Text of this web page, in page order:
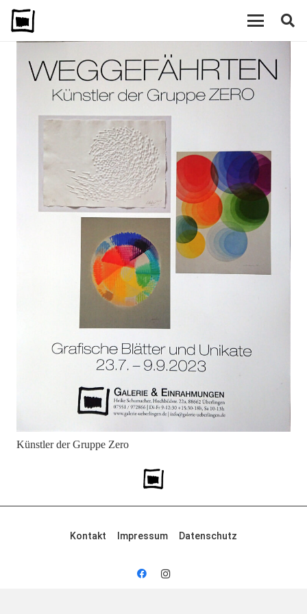
Künstler der Gruppe Zero
Kontakt Impressum Datenschutz